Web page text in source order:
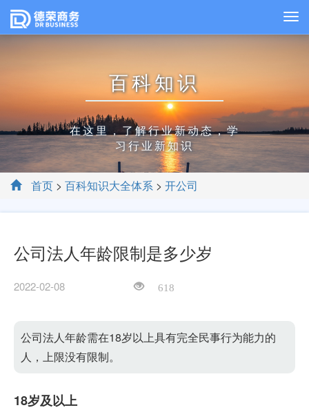
百科知识
在这里，了解行业新动态，学
习行业新知识
首页 > 百科知识大全体系 > 开公司
公司法人年龄限制是多少岁
2022-02-08 618
公司法人年龄需在18岁以上具有完全民事行为能力的
人，上限没有限制。
18岁及以上